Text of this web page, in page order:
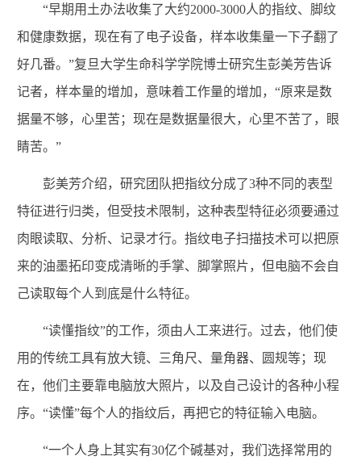
“早期用土办法收集了大约2000-3000人的指纹、脚纹
和健康数据，现在有了电子设备，样本收集量一下子翻了
好几番。”复旦大学生命科学学院博士研究生彭美芳告诉
记者，样本量的增加，意味着工作量的增加，“原来是数
据量不够，心里苦；现在是数据量很大，心里不苦了，眼
睛苦。”
彭美芳介绍，研究团队把指纹分成了3种不同的表型
特征进行归类，但受技术限制，这种表型特征必须要通过
肉眼读取、分析、记录才行。指纹电子扫描技术可以把原
来的油墨拓印变成清晰的手掌、脚掌照片，但电脑不会自
己读取每个人到底是什么特征。
“读懂指纹”的工作，须由人工来进行。过去，他们使
用的传统工具有放大镜、三角尺、量角器、圆规等；现
在，他们主要靠电脑放大照片，以及自己设计的各种小程
序。“读懂”每个人的指纹后，再把它的特征输入电脑。
“一个人身上其实有30亿个碱基对，我们选择常用的